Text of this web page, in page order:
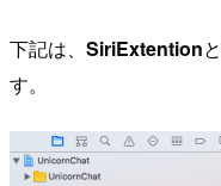
下記は、 SiriExtentionと
す。